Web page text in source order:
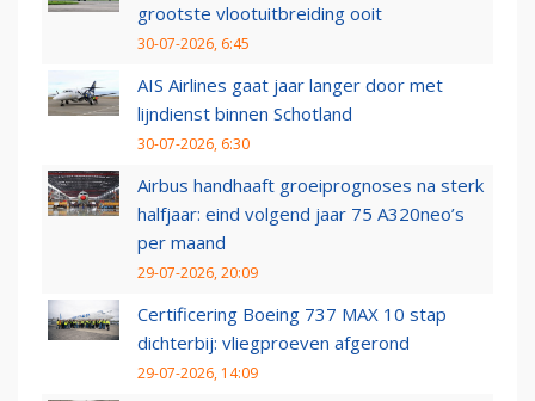
grootste vlootuitbreiding ooit
30-07-2026, 6:45
AIS Airlines gaat jaar langer door met
lijndienst binnen Schotland
30-07-2026, 6:30
Airbus handhaaft groeiprognoses na sterk
halfjaar: eind volgend jaar 75 A320neo’s
per maand
29-07-2026, 20:09
Certificering Boeing 737 MAX 10 stap
dichterbij: vliegproeven afgerond
29-07-2026, 14:09